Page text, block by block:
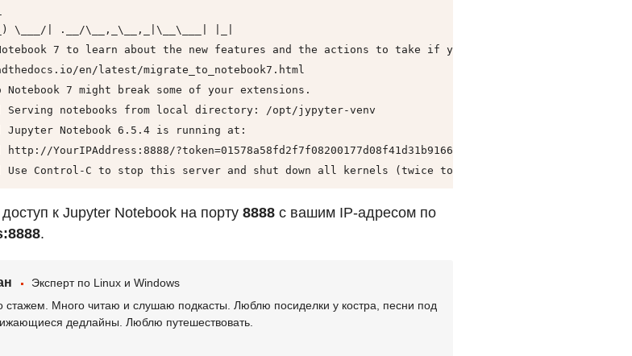
| .__/\__,_\__,_|\__\___| |_|
7 to learn about the new features and the actions to take if you are using extensions.
en/latest/migrate_to_notebook7.html
7 might break some of your extensions.
Serving notebooks from local directory: /opt/jypyter-venv
Jupyter Notebook 6.5.4 is running at:
YourIPAddress:8888/?token=01578a58fd2f7f08200177d08f41d31b91660feaa623455d
Use Control-C to stop this server and shut down all kernels (twice to skip confirmation).
к Jupyter Notebook на порту 8888 с вашим IP-адресом по
.
Эксперт по Linux и Windows
стажем. Много читаю и слушаю подкасты. Люблю посиделки у костра, песни под
дедлайны. Люблю путешествовать.